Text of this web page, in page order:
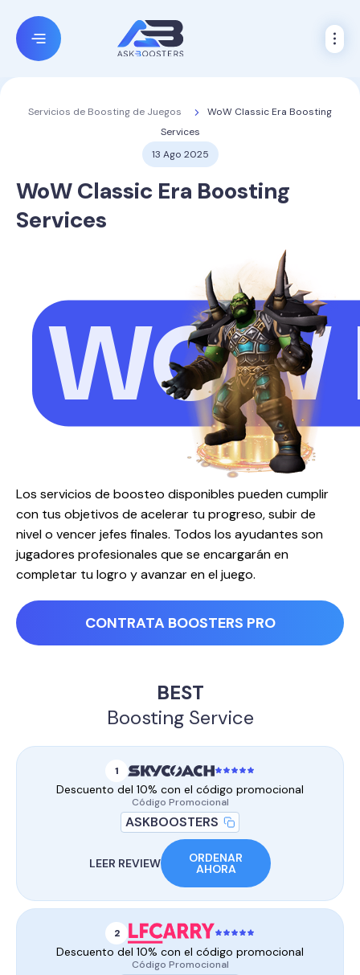
Servicios de Boosting de Juegos
WoW Classic Era Boosting
Services
13 Ago 2025
WoW Classic Era Boosting
Services
WOW
Los servicios de boosteo disponibles pueden cumplir
con tus objetivos de acelerar tu progreso, subir de
nivel o vencer jefes finales. Todos los ayudantes son
jugadores profesionales que se encargarán en
completar tu logro y avanzar en el juego.
CONTRATA BOOSTERS PRO
BEST
Boosting Service
1
Descuento del 10% con el código promocional
Código Promocional
ASKBOOSTERS
LEER REVIEW ORDENAR
AHORA
2
Descuento del 10% con el código promocional
Código Promocional